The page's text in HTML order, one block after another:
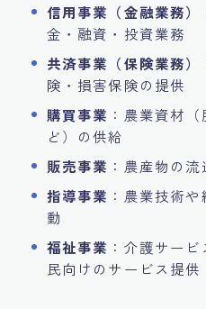
信用事業（金融業務）
金・融資・投資業務
共済事業（保険業務）
険・損害保険の提供
購買事業 ：農業資材
ど）の供給
販売事業 ：農産物の
指導事業 ：農業技術
動
福祉事業 ：介護サー
民向けのサービス提供